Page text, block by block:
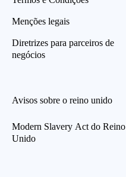
Menções legais
Diretrizes para parceiros de
negócios
Avisos sobre o reino unido
Modern Slavery Act do Reino
Unido